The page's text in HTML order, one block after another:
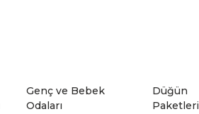
Genç ve Bebek
Odaları
Düğün
Paketleri